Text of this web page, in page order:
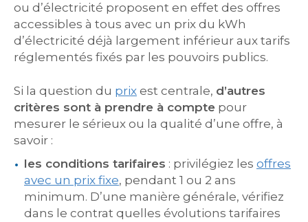
ou d’électricité proposent en effet des offres
accessibles à tous avec un prix du kWh
d’électricité déjà largement inférieur aux tarifs
réglementés fixés par les pouvoirs publics.
Si la question du prix est centrale, d’autres
critères sont à prendre à compte pour
mesurer le sérieux ou la qualité d’une offre, à
savoir :
les conditions tarifaires : privilégiez les offres
avec un prix fixe, pendant 1 ou 2 ans
minimum. D’une manière générale, vérifiez
dans le contrat quelles évolutions tarifaires